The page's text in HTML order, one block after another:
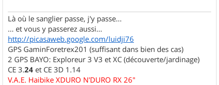
Là où le sanglier passe, j'y passe...
... et vous y passerez aussi...
http://picasaweb.google.com/luidji76
GPS GaminForetrex201 (suffisant dans bien des cas)
2 GPS BAYO: Exploreur 3 V3 et XC (découverte/jardinage)
CE 3.24 et CE 3D 1.14
V.A.E. Haibike XDURO N'DURO RX 26"